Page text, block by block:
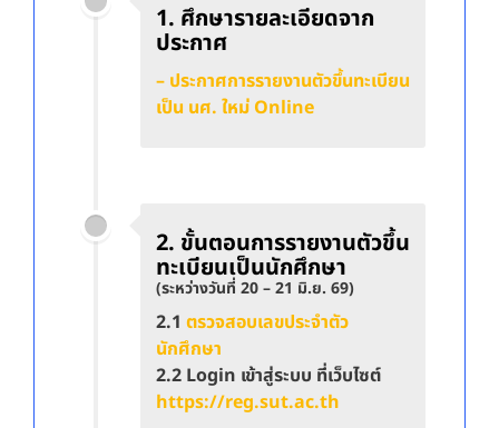
1. ศึกษารายละเอียดจาก
ประกาศ
– ประกาศการรายงานตัวขึ้นทะเบียน
เป็น นศ. ใหม่ Online
2. ขั้นตอนการรายงานตัวขึ้น
ทะเบียนเป็นนักศึกษา
(ระหว่างวันที่ 20 – 21 มิ.ย. 69)
2.1 ตรวจสอบเลขประจำตัว
นักศึกษา
2.2 Login เข้าสู่ระบบ ที่เว็บไซต์
https://reg.sut.ac.th